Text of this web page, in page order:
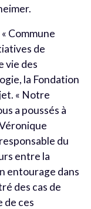
Commune
de
vie des
la Fondation
« Notre
a poussés à
du
entre la
entourage dans
des cas de
de ces